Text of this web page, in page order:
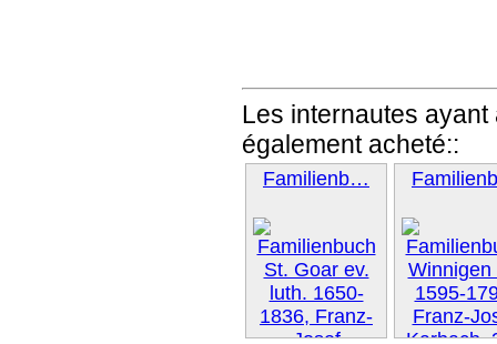
Les internautes
également acheté::
Familienb…